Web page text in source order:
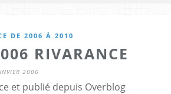
DE 2006 À 2010
RIVARANCE
2006
et publié depuis Overblog